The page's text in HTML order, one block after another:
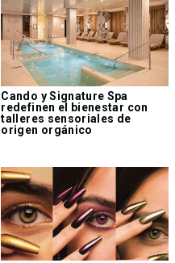
Cando y Signature Spa
redefinen el bienestar con
talleres sensoriales de
origen orgánico